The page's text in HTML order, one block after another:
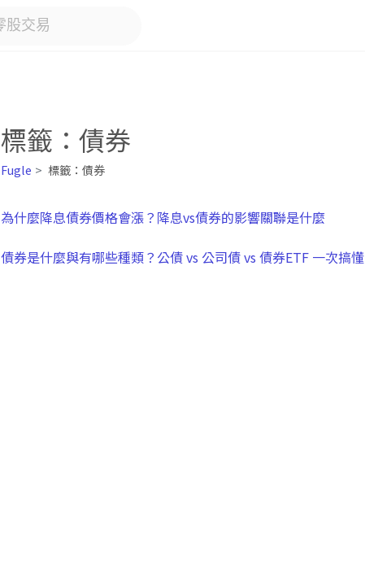
標籤：債券
Fugle 標籤：債券
為什麼降息債券價格會漲？降息vs債券的影響關聯是什麼
債券是什麼與有哪些種類？公債 vs 公司債 vs 債券ETF 一次搞懂